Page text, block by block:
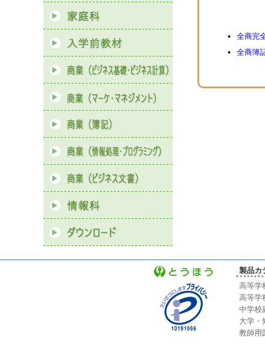
全商完
全商簿
製品カ
高等学
高等学
中学校
大学・
教師用